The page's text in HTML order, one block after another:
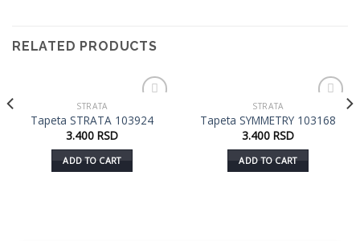
RELATED PRODUCTS
u listu
STRATA
Tapeta STRATA 103924
3.400 RSD
ADD TO CART
u listu
STRATA
Tapeta SYMMETRY 103168
3.400 RSD
ADD TO CART